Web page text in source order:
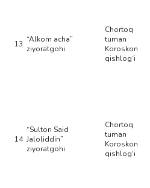
13 “Alkom acha”
ziyoratgohi
Chortoq
tuman
Koroskon
qishlog‘i
14
“Sulton Said
Jaloliddin”
ziyoratgohi
Chortoq
tuman
Koroskon
qishlog‘i